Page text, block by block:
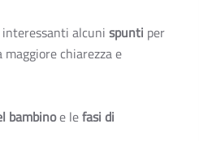
alcuni spunti per
chiarezza e
bambinoe lefasi di